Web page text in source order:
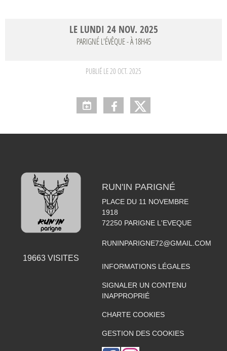
LE LUNDI 24 NOV. 2025
PARIGNÉ L'ÉVÊQUE- À 18H45
PUBLIÉ LE20 OCT. 2025
19663VISITES
RUN'IN PARIGNÉ
PLACE DU 11 NOVEMBRE
1918
72250 PARIGNE L'EVEQUE
RUNINPARIGNE72@GMAIL.COM
INFORMATIONS LÉGALES
SIGNALER UN CONTENU
INAPPROPRIÉ
CHARTE COOKIES
GESTION DES COOKIES